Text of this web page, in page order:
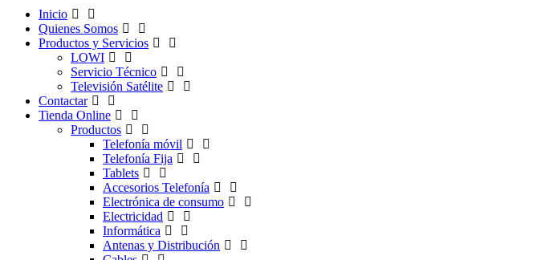
Inicio
Quienes Somos
Productos y Servicios
LOWI
Servicio Técnico
Televisión Satélite
Contactar
Tienda Online
Productos
Telefonía móvil
Telefonía Fija
Tablets
Accesorios Telefonía
Electrónica de consumo
Electricidad
Informática
Antenas y Distribución